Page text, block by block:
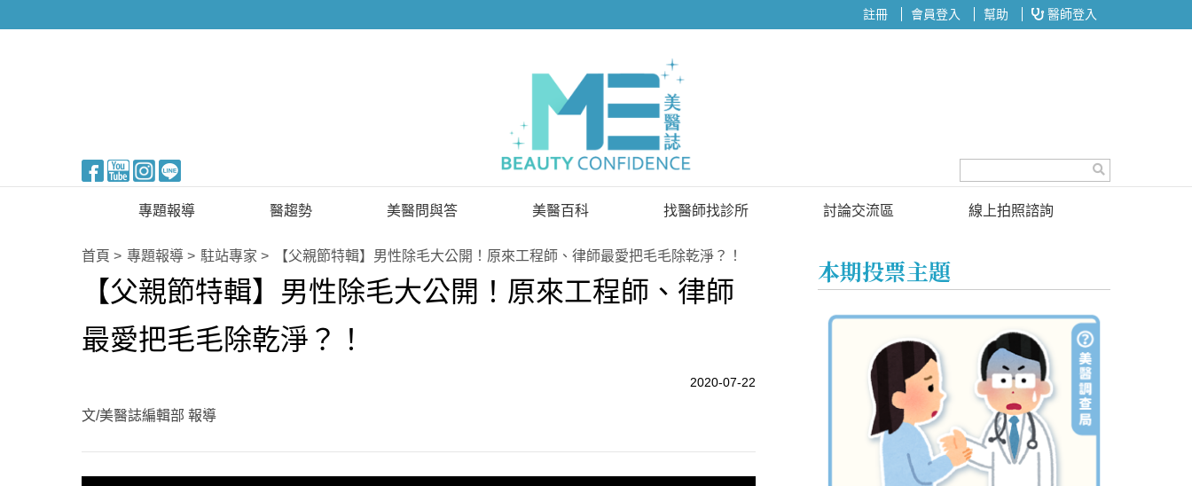
註冊 會員登入 幫助 醫師登入
專題報導
新知快訊
醫美整形
保健醫療
名醫問診室
醫趨勢
美醫FUN知識
國際新知
美醫問與答
已解決問題
待解決問題
美醫百科 找醫師找診所
找醫師
找診所
討論交流區
投票區
線上拍照諮詢
首頁 專題報導 駐站專家 【父親節特輯】男性除毛大公開！原來工程師、律師最愛把毛毛除乾淨？！
【父親節特輯】男性除毛大公開！原來工程師、律師
最愛把毛毛除乾淨？！
2020-07-22
文/美醫誌編輯部 報導
本期投票主題